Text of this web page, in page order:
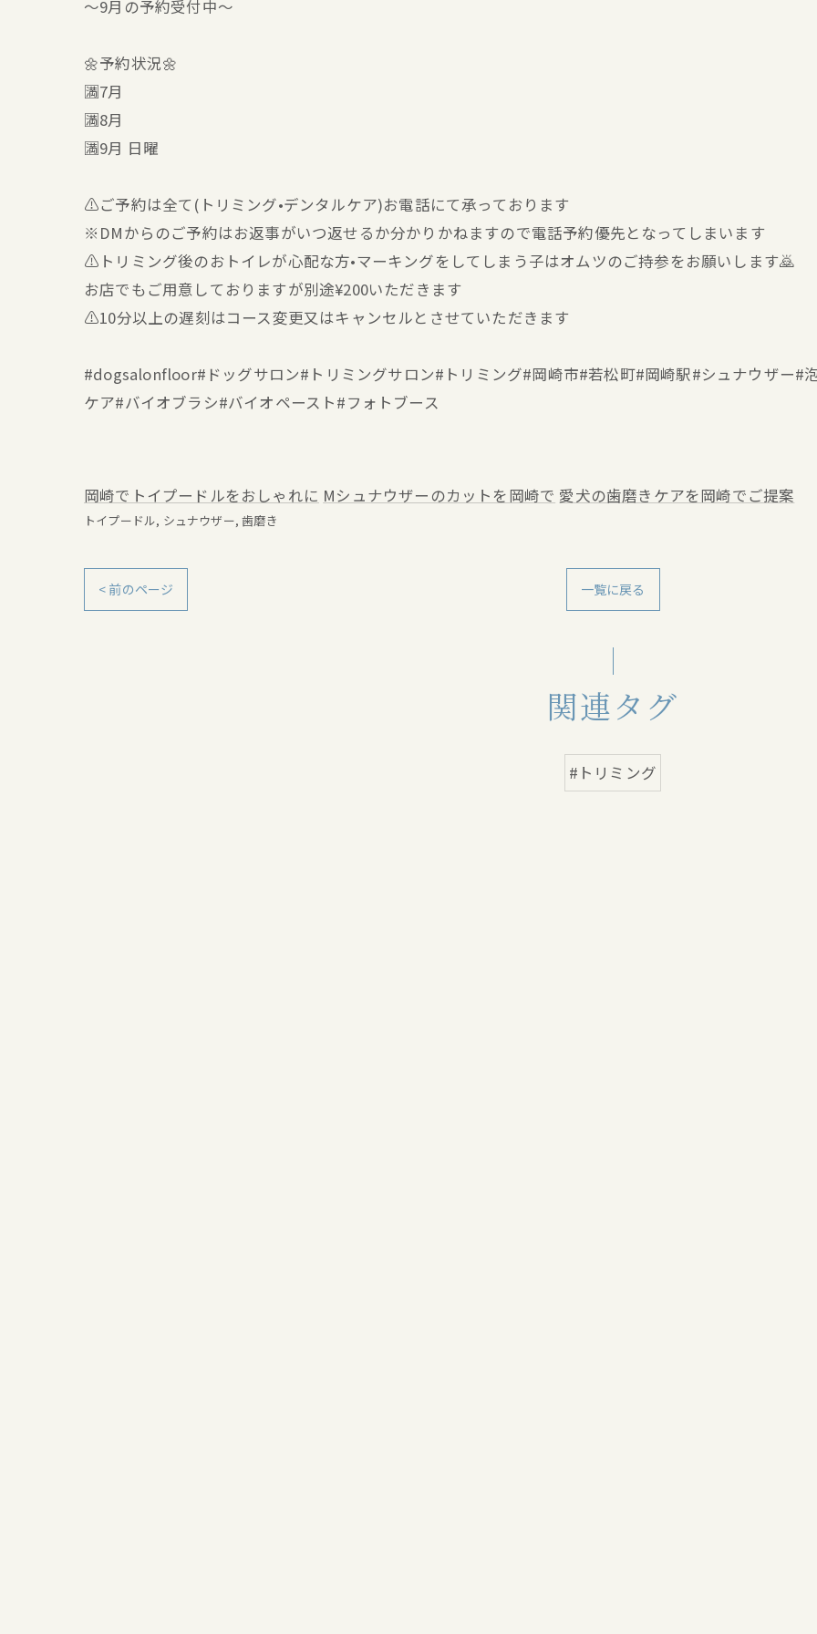
〜9月の予約受付中〜
🌼予約状況🌼
🈵7月
🈵8月
🈵9月 日曜
⚠️ご予約は全て(トリミング•デンタルケア)お電話にて承っております
※DMからのご予約はお返事がいつ返せるか分かりかねますので電話予約優先となってしまいます
⚠️トリミング後のおトイレが心配な方•マーキングをしてしまう子はオムツのご持参をお願いします🙇
お店でもご用意しておりますが別途¥200いただきます
⚠️10分以上の遅刻はコース変更又はキャンセルとさせていただきます
#dogsalonfloor#ドッグサロン#トリミングサロン#トリミング#岡崎市#若松町#岡崎駅#シュナウザー#
ケア#バイオブラシ#バイオペースト#フォトブース
岡崎でトイプードルをおしゃれに Mシュナウザーのカットを岡崎で 愛犬の歯磨きケアを岡崎でご提案
トイプードル シュナウザー 歯磨き
< 前のページ 一覧に戻る
関連タグ
#トリミング